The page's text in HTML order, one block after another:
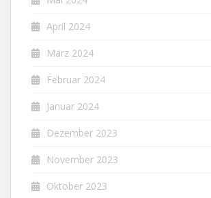
April 2024
März 2024
Februar 2024
Januar 2024
Dezember 2023
November 2023
Oktober 2023